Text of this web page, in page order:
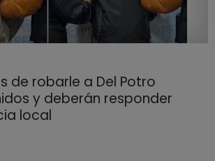
de robarle a Del Potro
y deberán responder
local